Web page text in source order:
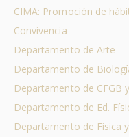
CIMA: Promoción de
Convivencia
Departamento de Arte
Departamento de
Departamento de CFGB
Departamento de Ed.
Departamento de Física